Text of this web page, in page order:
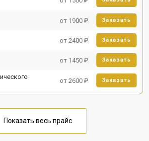
от 1900 ₽ Заказать
от 2400 ₽ Заказать
от 1450 ₽ Заказать
от 2600 ₽ Заказать
Показать весь прайс